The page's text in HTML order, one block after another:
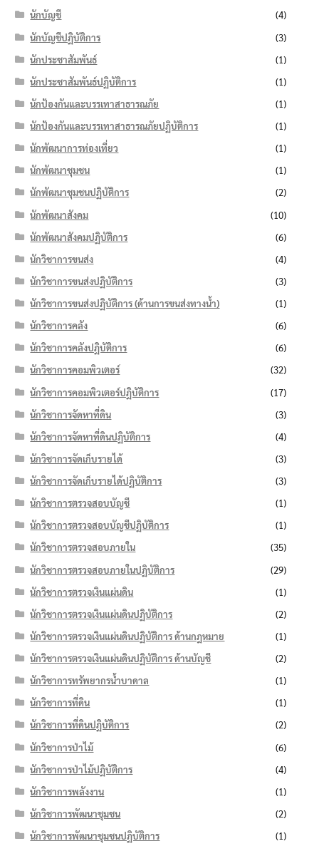
นักบัญชี
(4)
นักบัญชีปฏิบัติการ
(3)
นักประชาสัมพันธ์
(1)
นักประชาสัมพันธ์ปฏิบัติการ
(1)
นักป้องกันและบรรเทาสาธารณภัย
(1)
นักป้องกันและบรรเทาสาธารณภัยปฏิบัติการ
(1)
นักพัฒนาการท่องเที่ยว
(1)
นักพัฒนาชุมชน
(1)
นักพัฒนาชุมชนปฏิบัติการ
(2)
นักพัฒนาสังคม
(10)
นักพัฒนาสังคมปฏิบัติการ
(6)
นักวิชาการขนส่ง
(4)
นักวิชาการขนส่งปฏิบัติการ
(3)
นักวิชาการขนส่งปฏิบัติการ (ด้านการขนส่งทางน้ำ)
(1)
นักวิชาการคลัง
(6)
นักวิชาการคลังปฏิบัติการ
(6)
นักวิชาการคอมพิวเตอร์
(32)
นักวิชาการคอมพิวเตอร์ปฏิบัติการ
(17)
นักวิชาการจัดหาที่ดิน
(3)
นักวิชาการจัดหาที่ดินปฏิบัติการ
(4)
นักวิชาการจัดเก็บรายได้
(3)
นักวิชาการจัดเก็บรายได้ปฏิบัติการ
(3)
นักวิชาการตรวจสอบบัญชี
(1)
นักวิชาการตรวจสอบบัญชีปฏิบัติการ
(1)
นักวิชาการตรวจสอบภายใน
(35)
นักวิชาการตรวจสอบภายในปฏิบัติการ
(29)
นักวิชาการตรวจเงินแผ่นดิน
(1)
นักวิชาการตรวจเงินแผ่นดินปฏิบัติการ
(2)
นักวิชาการตรวจเงินแผ่นดินปฏิบัติการ ด้านกฎหมาย
(1)
นักวิชาการตรวจเงินแผ่นดินปฏิบัติการ ด้านบัญชี
(2)
นักวิชาการทรัพยากรน้ำบาดาล
(1)
นักวิชาการที่ดิน
(1)
นักวิชาการที่ดินปฏิบัติการ
(2)
นักวิชาการป่าไม้
(6)
นักวิชาการป่าไม้ปฏิบัติการ
(4)
นักวิชาการพลังงาน
(1)
นักวิชาการพัฒนาชุมชน
(2)
นักวิชาการพัฒนาชุมชนปฏิบัติการ
(1)